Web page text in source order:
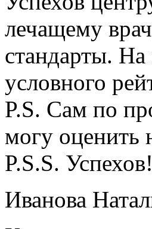
лечащему
стандарты.
условного
P.S. Сам по
могу оценить
P.S.S. Успехов!
Иванова